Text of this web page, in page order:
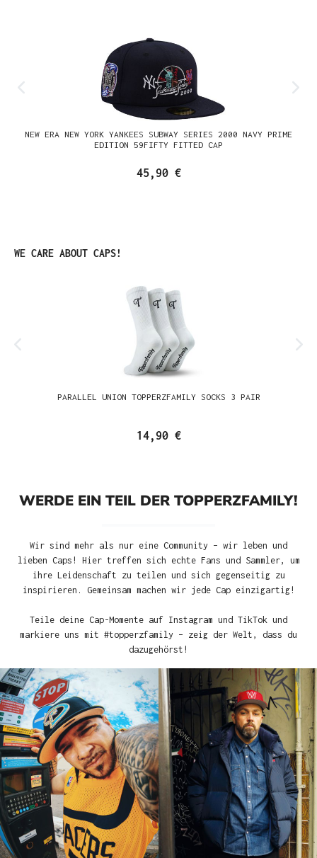
NEW ERA NEW YORK YANKEES SUBWAY SERIES 2000 NAVY PRIME
EDITION 59FIFTY FITTED CAP
45,90 €
Produktgalerie überspringen
WE CARE ABOUT CAPS!
PARALLEL UNION TOPPERZFAMILY SOCKS 3 PAIR
14,90 €
WERDE EIN TEIL DER TOPPERZFAMILY!
Wir sind mehr als nur eine Community – wir leben und
lieben Caps! Hier treffen sich echte Fans und Sammler, um
ihre Leidenschaft zu teilen und sich gegenseitig zu
inspirieren. Gemeinsam machen wir jede Cap einzigartig!
Teile deine Cap-Momente auf Instagram und TikTok und
markiere uns mit #topperzfamily – zeig der Welt, dass du
dazugehörst!